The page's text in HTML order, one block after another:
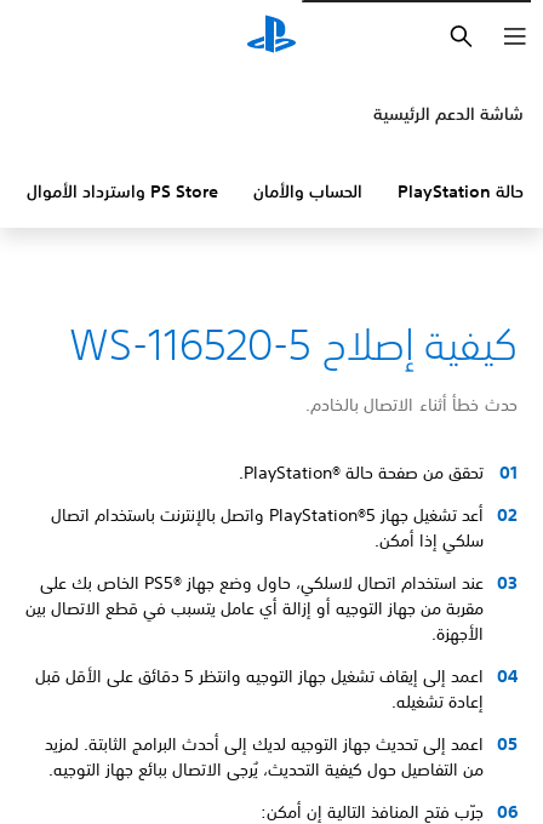
شاشة الدعم الرئيسية
حالة PlayStation الحساب والأمان PS Store واسترداد الأموال
كيفية إصلاح WS-116520-5
حدث خطأ أثناء الاتصال بالخادم.
تحقق من صفحة حالة PlayStation®‎.
أعد تشغيل جهاز PlayStation®5 واتصل بالإنترنت باستخدام اتصال
سلكي إذا أمكن.
عند استخدام اتصال لاسلكي، حاول وضع جهاز PS5®‎ الخاص بك على
مقربة من جهاز التوجيه أو إزالة أي عامل يتسبب في قطع الاتصال بين
الأجهزة.
اعمد إلى إيقاف تشغيل جهاز التوجيه وانتظر 5 دقائق على الأقل قبل
إعادة تشغيله.
اعمد إلى تحديث جهاز التوجيه لديك إلى أحدث البرامج الثابتة. لمزيد
من التفاصيل حول كيفية التحديث، يُرجى الاتصال ببائع جهاز التوجيه.
جرّب فتح المنافذ التالية إن أمكن: